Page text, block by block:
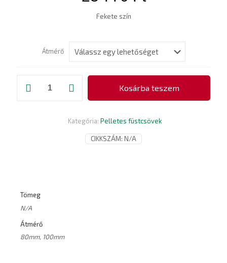
Fekete szín
Átmérő
mennyiség
Kosárba teszem
CIKKSZÁM: N/A
Kategória: Pelletes füstcsövek
Tömeg
N/A
Átmérő
80mm, 100mm